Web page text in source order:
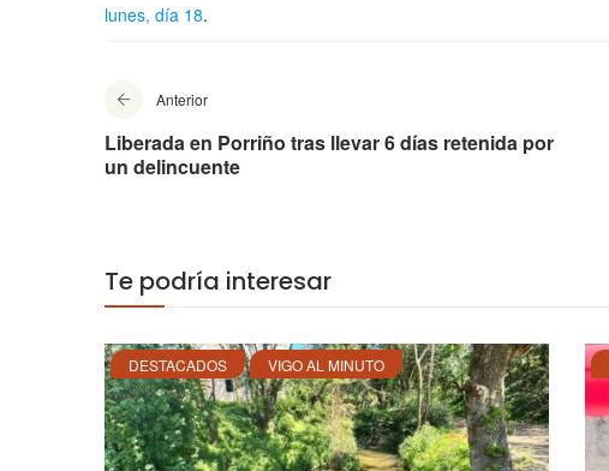
lunes, día 18.
Anterior
Liberada en Porriño tras llevar 6 días retenida por
un delincuente
Te podría interesar
DESTACADOS VIGO AL MINUTO